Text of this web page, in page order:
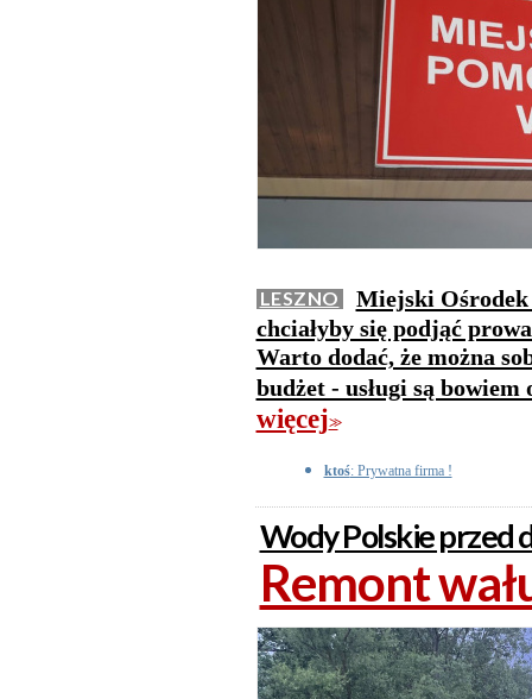
LESZNO
Miejski Ośrodek
chciałyby się podjąć
Warto dodać, że można
budżet - usługi są
więcej>>
ktoś: Prywatna firma !
Wody Polskie przed
Remont